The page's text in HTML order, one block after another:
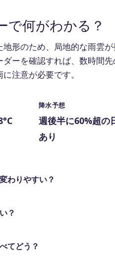
で何がわかる？
形のため、局地的な雨雲
ダーを確認すれば、数時間
注意が必要です。
降水予想
週後半に60%超の
あり
わりやすい？
？
てどう？